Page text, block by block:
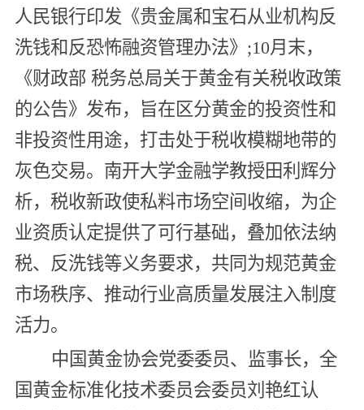
人民银行印发《贵金属和宝石从业机构反
洗钱和反恐怖融资管理办法》;10月末，
《财政部 税务总局关于黄金有关税收政策
的公告》发布，旨在区分黄金的投资性和
非投资性用途，打击处于税收模糊地带的
灰色交易。南开大学金融学教授田利辉分
析，税收新政使私料市场空间收缩，为企
业资质认定提供了可行基础，叠加依法纳
税、反洗钱等义务要求，共同为规范黄金
市场秩序、推动行业高质量发展注入制度
活力。
中国黄金协会党委委员、监事长，全
国黄金标准化技术委员会委员刘艳红认